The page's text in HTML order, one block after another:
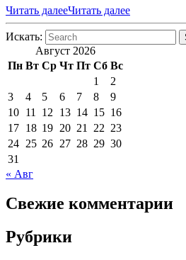
Читать далееЧитать далее
Искать:
Август 2026
Пн Вт Ср Чт Пт Сб Вс
1
2
3
4 5 6 7 8
9
10 11 12 13 14 15 16
17 18 19 20 21 22 23
24 25 26 27 28 29 30
31
« Авг
Свежие комментарии
Рубрики